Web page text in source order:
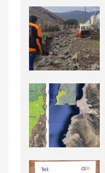
3
4
5